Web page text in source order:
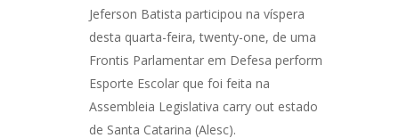
Jeferson Batista participou na víspera
desta quarta-feira, twenty-one, de uma
Frontis Parlamentar em Defesa perform
Esporte Escolar que foi feita na
Assembleia Legislativa carry out estado
de Santa Catarina (Alesc).